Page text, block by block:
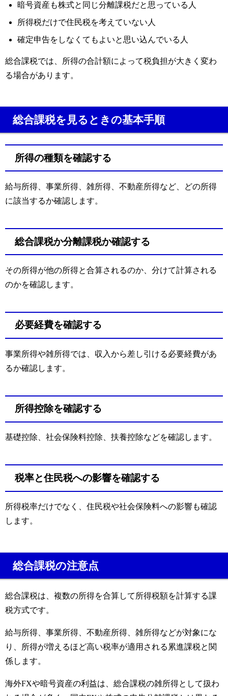
暗号資産も株式と同じ分離課税だと思っている人
所得税だけで住民税を考えていない人
確定申告をしなくてもよいと思い込んでいる人
総合課税では、所得の合計額によって税負担が大きく変わ
る場合があります。
総合課税を見るときの基本手順
所得の種類を確認する
給与所得、事業所得、雑所得、不動産所得など、どの所得
に該当するか確認します。
総合課税か分離課税か確認する
その所得が他の所得と合算されるのか、分けて計算される
のかを確認します。
必要経費を確認する
事業所得や雑所得では、収入から差し引ける必要経費があ
るか確認します。
所得控除を確認する
基礎控除、社会保険料控除、扶養控除などを確認します。
税率と住民税への影響を確認する
所得税率だけでなく、住民税や社会保険料への影響も確認
します。
総合課税の注意点
総合課税は、複数の所得を合算して所得税額を計算する課
税方式です。
給与所得、事業所得、不動産所得、雑所得などが対象にな
り、所得が増えるほど高い税率が適用される累進課税と関
係します。
海外FXや暗号資産の利益は、総合課税の雑所得として扱わ